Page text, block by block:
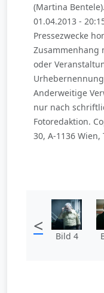
(Martina
01.04.2013 -
Pressezwecke
Zusammenhang
oder
Anderweitige
nur nach
Fotoredaktion.
30, A-1136 Wien,
< Bild 4